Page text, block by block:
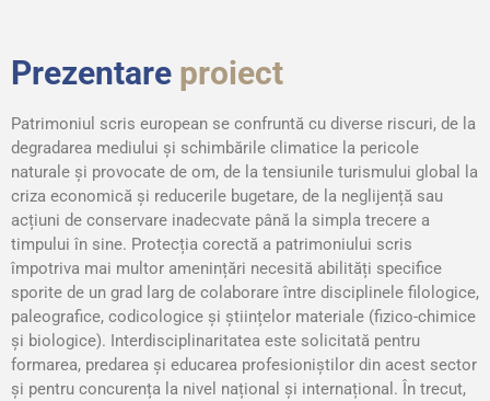
Prezentare proiect
Patrimoniul scris european se confruntă cu diverse riscuri, de la
degradarea mediului şi schimbările climatice la pericole
naturale şi provocate de om, de la tensiunile turismului global la
criza economică şi reducerile bugetare, de la neglijență sau
acțiuni de conservare inadecvate până la simpla trecere a
timpului în sine. Protecția corectă a patrimoniului scris
împotriva mai multor amenințări necesită abilități specifice
sporite de un grad larg de colaborare între disciplinele filologice,
paleografice, codicologice şi ştiințelor materiale (fizico-chimice
şi biologice). Interdisciplinaritatea este solicitată pentru
formarea, predarea şi educarea profesioniştilor din acest sector
şi pentru concurența la nivel național şi internațional. În trecut,